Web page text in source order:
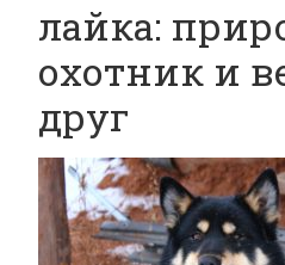
лайка:
охотник и
друг